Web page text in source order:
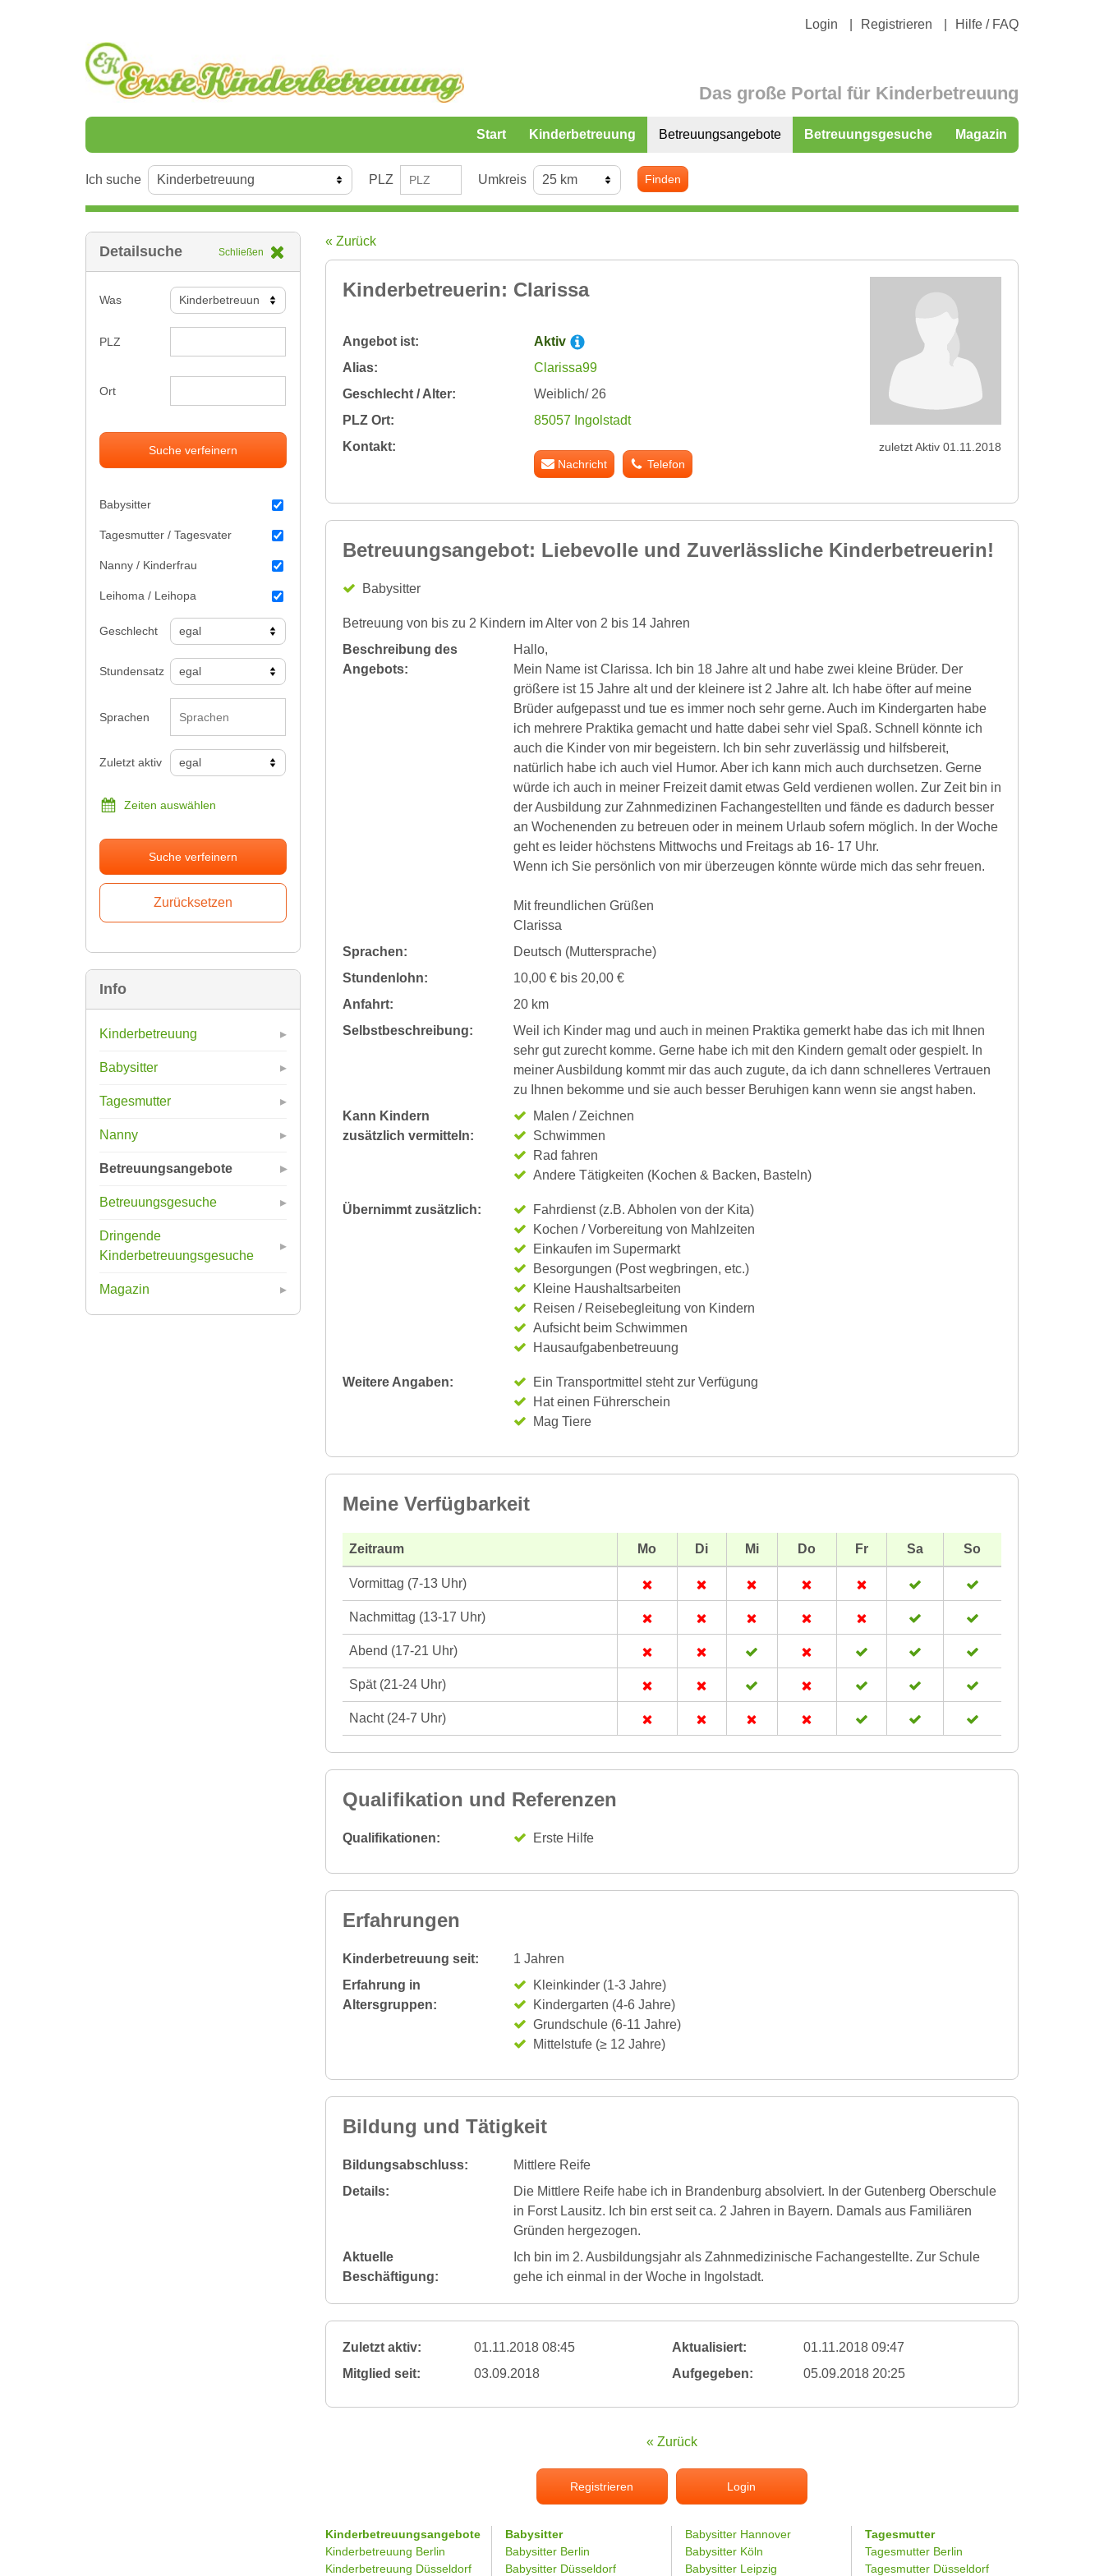
Login Registrieren Hilfe / FAQ
Das große Portal für Kinderbetreuung
Start Kinderbetreuung Betreuungsangebote Betreuungsgesuche Magazin
Ich suche PLZ Umkreis Finden
Detailsuche Schließen
Was
PLZ
Ort
Suche verfeinern
Babysitter
Tagesmutter / Tagesvater
Nanny / Kinderfrau
Leihoma / Leihopa
Geschlecht
Stundensatz
Sprachen
Zuletzt aktiv
Zeiten auswählen
Suche verfeinern
Info
Kinderbetreuung
Babysitter
Tagesmutter
Nanny
Betreuungsangebote
Betreuungsgesuche
Dringende
Kinderbetreuungsgesuche
Magazin
« Zurück
Kinderbetreuerin: Clarissa
Angebot ist:
Aktiv
Alias:
Clarissa99
Geschlecht / Alter:
Weiblich/ 26
PLZ Ort:
85057 Ingolstadt
Kontakt:
Nachricht Telefon
zuletzt Aktiv 01.11.2018
Betreuungsangebot: Liebevolle und Zuverlässliche Kinderbetreuerin!
Babysitter
Betreuung von bis zu 2 Kindern im Alter von 2 bis 14 Jahren
Beschreibung des
Angebots:
Hallo,
Mein Name ist Clarissa. Ich bin 18 Jahre alt und habe zwei kleine Brüder. Der
größere ist 15 Jahre alt und der kleinere ist 2 Jahre alt. Ich habe öfter auf meine
Brüder aufgepasst und tue es immer noch sehr gerne. Auch im Kindergarten habe
ich mehrere Praktika gemacht und hatte dabei sehr viel Spaß. Schnell könnte ich
auch die Kinder von mir begeistern. Ich bin sehr zuverlässig und hilfsbereit,
natürlich habe ich auch viel Humor. Aber ich kann mich auch durchsetzen. Gerne
würde ich auch in meiner Freizeit damit etwas Geld verdienen wollen. Zur Zeit bin in
der Ausbildung zur Zahnmedizinen Fachangestellten und fände es dadurch besser
an Wochenenden zu betreuen oder in meinem Urlaub sofern möglich. In der Woche
geht es leider höchstens Mittwochs und Freitags ab 16- 17 Uhr.
Wenn ich Sie persönlich von mir überzeugen könnte würde mich das sehr freuen.
Mit freundlichen Grüßen
Clarissa
Sprachen:
Deutsch (Muttersprache)
Stundenlohn:
10,00 € bis 20,00 €
Anfahrt:
20 km
Selbstbeschreibung:
Weil ich Kinder mag und auch in meinen Praktika gemerkt habe das ich mit Ihnen
sehr gut zurecht komme. Gerne habe ich mit den Kindern gemalt oder gespielt. In
meiner Ausbildung kommt mir das auch zugute, da ich dann schnelleres Vertrauen
zu Ihnen bekomme und sie auch besser Beruhigen kann wenn sie angst haben.
Kann Kindern
zusätzlich vermitteln:
Malen / Zeichnen
Schwimmen
Rad fahren
Andere Tätigkeiten (Kochen & Backen, Basteln)
Übernimmt zusätzlich:
Fahrdienst (z.B. Abholen von der Kita)
Kochen / Vorbereitung von Mahlzeiten
Einkaufen im Supermarkt
Besorgungen (Post wegbringen, etc.)
Kleine Haushaltsarbeiten
Reisen / Reisebegleitung von Kindern
Aufsicht beim Schwimmen
Hausaufgabenbetreuung
Weitere Angaben:
Ein Transportmittel steht zur Verfügung
Hat einen Führerschein
Mag Tiere
Meine Verfügbarkeit
Zeitraum Mo Di Mi Do Fr Sa So
Vormittag (7-13 Uhr)
Nachmittag (13-17 Uhr)
Abend (17-21 Uhr)
Spät (21-24 Uhr)
Nacht (24-7 Uhr)
Qualifikation und Referenzen
Qualifikationen: Erste Hilfe
Erfahrungen
Kinderbetreuung seit:
1 Jahren
Erfahrung in
Altersgruppen:
Kleinkinder (1-3 Jahre)
Kindergarten (4-6 Jahre)
Grundschule (6-11 Jahre)
Mittelstufe (≥ 12 Jahre)
Bildung und Tätigkeit
Bildungsabschluss:
Mittlere Reife
Details:
Die Mittlere Reife habe ich in Brandenburg absolviert. In der Gutenberg Oberschule
in Forst Lausitz. Ich bin erst seit ca. 2 Jahren in Bayern. Damals aus Familiären
Gründen hergezogen.
Aktuelle
Beschäftigung:
Ich bin im 2. Ausbildungsjahr als Zahnmedizinische Fachangestellte. Zur Schule
gehe ich einmal in der Woche in Ingolstadt.
Zuletzt aktiv: 01.11.2018 08:45 Aktualisiert:
01.11.2018 09:47
Mitglied seit:
03.09.2018 Aufgegeben: 05.09.2018 20:25
« Zurück
Registrieren Login
Kinderbetreuungsangebote
Kinderbetreuung Berlin
Kinderbetreuung Düsseldorf
Babysitter
Babysitter Berlin
Babysitter Düsseldorf
Babysitter Hannover
Babysitter Köln
Babysitter Leipzig
Tagesmutter
Tagesmutter Berlin
Tagesmutter Düsseldorf